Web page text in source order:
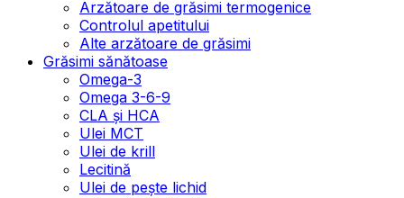
Arzătoare de grăsimi termogenice
Controlul apetitului
Alte arzătoare de grăsimi
Grăsimi sănătoase
Omega-3
Omega 3-6-9
CLA şi HCA
Ulei MCT
Ulei de krill
Lecitină
Ulei de pește lichid